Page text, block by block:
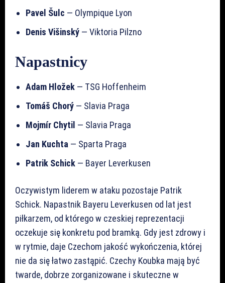
Pavel Šulc — Olympique Lyon
Denis Višinský — Viktoria Pilzno
Napastnicy
Adam Hložek — TSG Hoffenheim
Tomáš Chorý — Slavia Praga
Mojmír Chytil — Slavia Praga
Jan Kuchta — Sparta Praga
Patrik Schick — Bayer Leverkusen
Oczywistym liderem w ataku pozostaje Patrik
Schick. Napastnik Bayeru Leverkusen od lat jest
piłkarzem, od którego w czeskiej reprezentacji
oczekuje się konkretu pod bramką. Gdy jest zdrowy i
w rytmie, daje Czechom jakość wykończenia, której
nie da się łatwo zastąpić. Czechy Koubka mają być
twarde, dobrze zorganizowane i skuteczne w